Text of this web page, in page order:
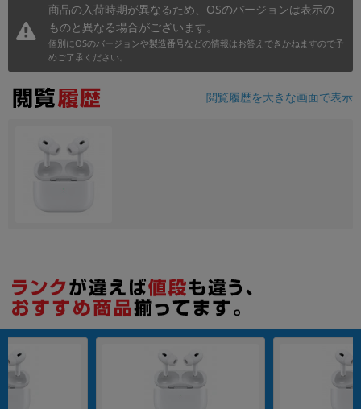
商品の入荷時期が異なるため、OSのバージョンは表示の
ものと異なる場合がございます。
個別にOSのバージョンや製造番号などの情報はお答えできかねますので予
めご了承ください。
閲覧履歴を大きな画面で表示
円 ～ 円
発売日